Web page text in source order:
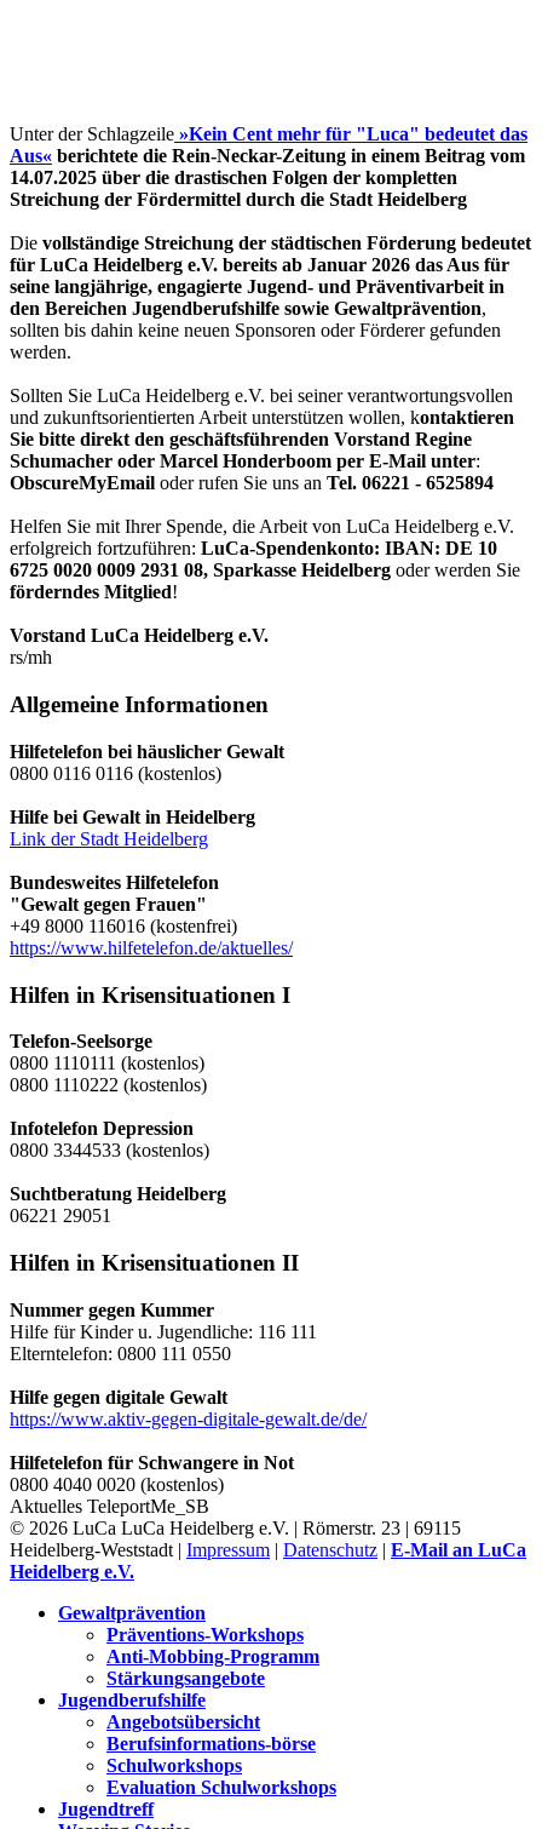
Unter der Schlagzeile »Kein Cent mehr für "Luca" bedeutet das
Aus« berichtete die Rein-Neckar-Zeitung in einem Beitrag vom
14.07.2025 über die drastischen Folgen der kompletten
Streichung der Fördermittel durch die Stadt Heidelberg
Die vollständige Streichung der städtischen Förderung bedeutet
für LuCa Heidelberg e.V. bereits ab Januar 2026 das Aus für
seine langjährige, engagierte Jugend- und Präventivarbeit in
den Bereichen Jugendberufshilfe sowie Gewaltprävention,
sollten bis dahin keine neuen Sponsoren oder Förderer gefunden
werden.
Sollten Sie LuCa Heidelberg e.V. bei seiner verantwortungsvollen
und zukunftsorientierten Arbeit unterstützen wollen, kontaktieren
Sie bitte direkt den geschäftsführenden Vorstand Regine
Schumacher oder Marcel Honderboom per E-Mail unter:
ObscureMyEmail oder rufen Sie uns an Tel. 06221 - 6525894
Helfen Sie mit Ihrer Spende, die Arbeit von LuCa Heidelberg e.V.
erfolgreich fortzuführen: LuCa-Spendenkonto: IBAN: DE 10
6725 0020 0009 2931 08, Sparkasse Heidelberg oder werden Sie
förderndes Mitglied!
Vorstand LuCa Heidelberg e.V.
rs/mh
Allgemeine Informationen
Hilfetelefon bei häuslicher Gewalt
0800 0116 0116 (kostenlos)
Hilfe bei Gewalt in Heidelberg
Link der Stadt Heidelberg
Bundesweites Hilfetelefon
"Gewalt gegen Frauen"
+49 8000 116016 (kostenfrei)
https://www.hilfetelefon.de/aktuelles/
Hilfen in Krisensituationen I
Telefon-Seelsorge
0800 1110111 (kostenlos)
0800 1110222 (kostenlos)
Infotelefon Depression
0800 3344533 (kostenlos)
Suchtberatung Heidelberg
06221 29051
Hilfen in Krisensituationen II
Nummer gegen Kummer
Hilfe für Kinder u. Jugendliche: 116 111
Elterntelefon: 0800 111 0550
Hilfe gegen digitale Gewalt
https://www.aktiv-gegen-digitale-gewalt.de/de/
Hilfetelefon für Schwangere in Not
0800 4040 0020 (kostenlos)
Aktuelles TeleportMe_SB
© 2026 LuCa LuCa Heidelberg e.V. | Römerstr. 23 | 69115
Heidelberg-Weststadt | Impressum | Datenschutz | E-Mail an LuCa
Heidelberg e.V.
Gewaltprävention
Präventions-Workshops
Anti-Mobbing-Programm
Stärkungsangebote
Jugendberufshilfe
Angebotsübersicht
Berufsinformations-börse
Schulworkshops
Evaluation Schulworkshops
Jugendtreff